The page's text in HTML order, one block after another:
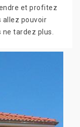
et profitez
allez pouvoir
tardez plus.